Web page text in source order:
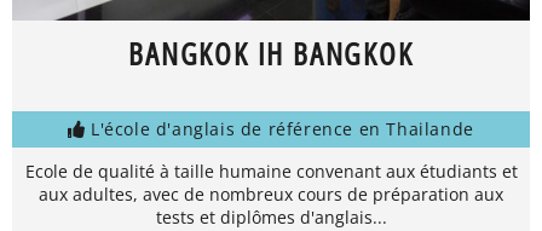
BANGKOK IH BANGKOK
L'école d'anglais de référence en Thailande
Ecole de qualité à taille humaine convenant aux étudiants et
aux adultes, avec de nombreux cours de préparation aux
tests et diplômes d'anglais...